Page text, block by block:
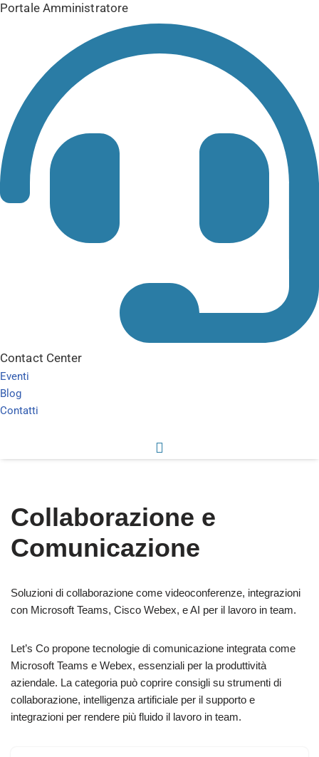
Portale Amministratore
Contact Center
Eventi
Blog
Contatti
Collaborazione e
Comunicazione
Soluzioni di collaborazione come videoconferenze, integrazioni
con Microsoft Teams, Cisco Webex, e AI per il lavoro in team.
Let’s Co propone tecnologie di comunicazione integrata come
Microsoft Teams e Webex, essenziali per la produttività
aziendale. La categoria può coprire consigli su strumenti di
collaborazione, intelligenza artificiale per il supporto e
integrazioni per rendere più fluido il lavoro in team.